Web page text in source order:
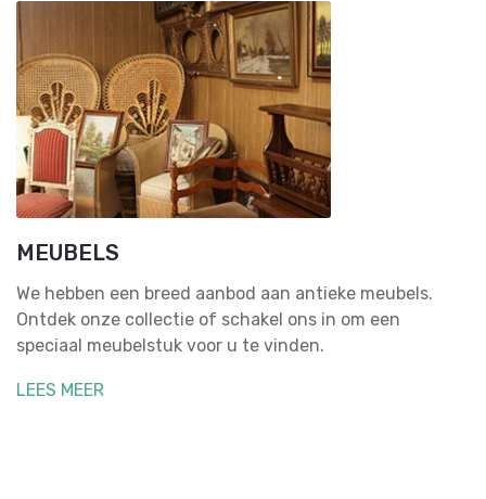
MEUBELS
We hebben een breed aanbod aan antieke meubels.
Ontdek onze collectie of schakel ons in om een
speciaal meubelstuk voor u te vinden.
LEES MEER